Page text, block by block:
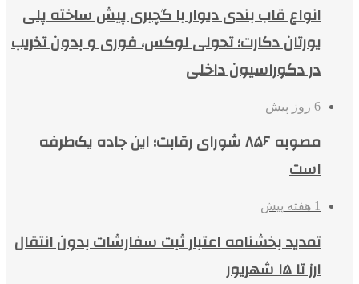
انواع قاب بندی دیوار با گچبری پیش ساخته پلی
یورتان دکارت؛ تحولی لوکس، فوری و بدون تخریب
در دکوراسیون داخلی
6 روز پیش
مصوبه ۸۵۶ شورای رقابت؛ این جاده یک‌طرفه
است
1 هفته پیش
تمدید بخشنامه اعتبار ثبت سفارشات بدون انتقال
ارز تا ۱۵ شهریور